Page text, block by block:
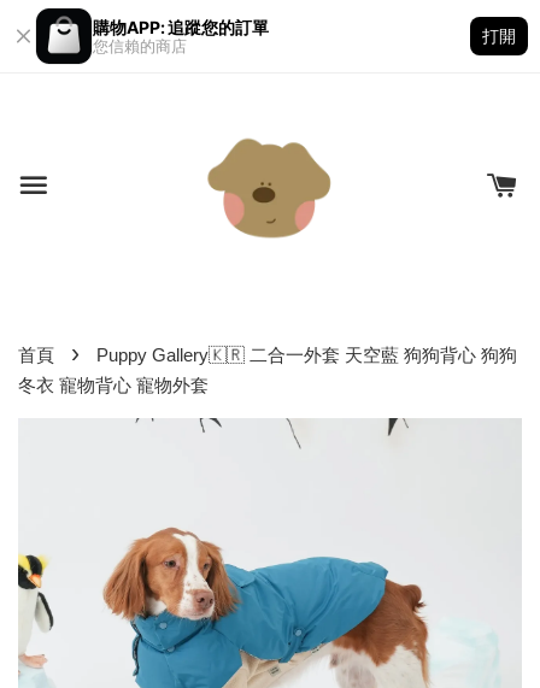
購物APP: 追蹤您的訂單
您信賴的商店
打開
首頁 ›
Puppy Gallery🇰🇷 二合一外套 天空藍 狗狗背心 狗狗
冬衣 寵物背心 寵物外套